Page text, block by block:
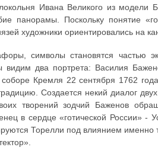
Ивана Великого из модели
панорамы. Поскольку понятие
художники ориентировались на
символы становятся частью
видим два портрета: Василия
Кремля 22 сентября 1762
Создается некий диалог
творений зодчий Баженов
в сердце «готической России» -
Торелли под влиянием именно